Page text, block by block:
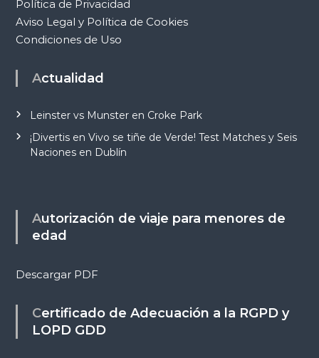
Política de Privacidad
Aviso Legal y Política de Cookies
Condiciones de Uso
Actualidad
Leinster vs Munster en Croke Park
¡Divertis en Vivo se tiñe de Verde! Test Matches y Seis
Naciones en Dublín
Autorización de viaje para menores de
edad
Descargar PDF
Certificado de Adecuación a la RGPD y
LOPD GDD